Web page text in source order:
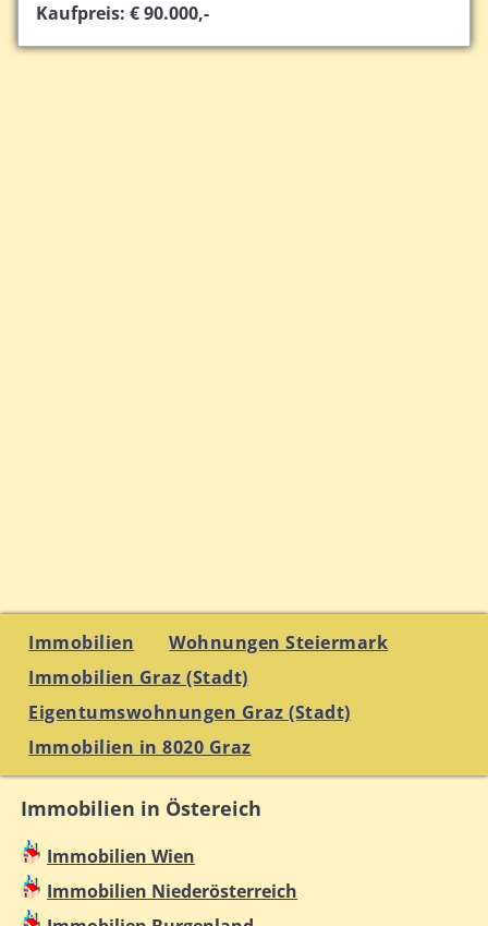
Kaufpreis: € 90.000,-
Immobilien
Wohnungen Steiermark
Immobilien Graz (Stadt)
Eigentumswohnungen Graz (Stadt)
Immobilien in 8020 Graz
Immobilien in Östereich
Immobilien Wien
Immobilien Niederösterreich